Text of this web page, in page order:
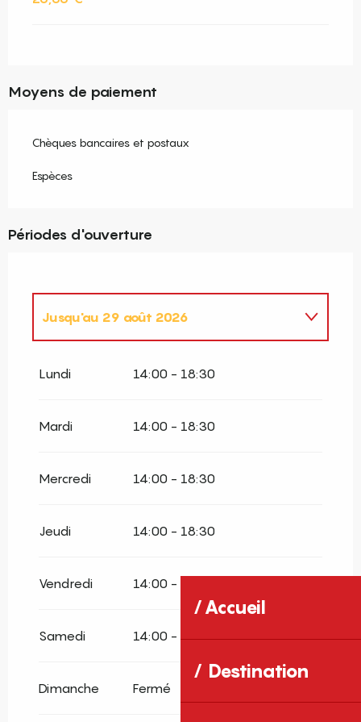
Accueil
Destination
Moyens de paiement
Chèques bancaires et postaux
Espèces
Périodes d'ouverture
Jusqu'au 29 août 2026
Lundi 14:00 - 18:30
Mardi 14:00 - 18:30
Mercredi 14:00 - 18:30
Jeudi 14:00 - 18:30
Vendredi 14:00 - 18:30
Samedi 14:00 - 18:30
Dimanche Fermé